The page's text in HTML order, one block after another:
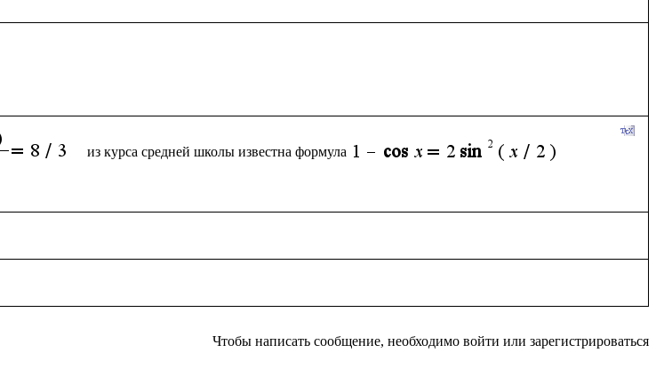
из курса средней школы известна формула
Чтобы написать сообщение, необходимо войти или зарегистрироваться